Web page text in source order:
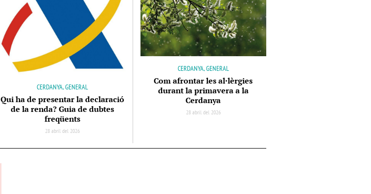
CERDANYA, GENERAL
Qui ha de presentar la declaració
de la renda? Guia de dubtes
freqüents
28 abril del 2026
CERDANYA, GENERAL
Com afrontar les al·lèrgies
durant la primavera a la
Cerdanya
28 abril del 2026